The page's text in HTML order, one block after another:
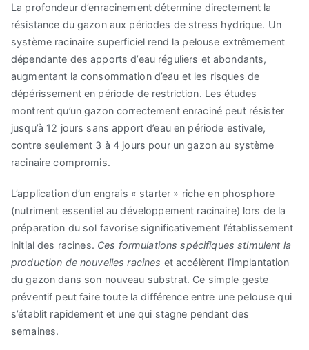
La profondeur d’enracinement détermine directement la
résistance du gazon aux périodes de stress hydrique. Un
système racinaire superficiel rend la pelouse extrêmement
dépendante des apports d’eau réguliers et abondants,
augmentant la consommation d’eau et les risques de
dépérissement en période de restriction. Les études
montrent qu’un gazon correctement enraciné peut résister
jusqu’à 12 jours sans apport d’eau en période estivale,
contre seulement 3 à 4 jours pour un gazon au système
racinaire compromis.
L’application d’un engrais « starter » riche en phosphore
(nutriment essentiel au développement racinaire) lors de la
préparation du sol favorise significativement l’établissement
initial des racines. Ces formulations spécifiques stimulent la
production de nouvelles racines et accélèrent l’implantation
du gazon dans son nouveau substrat. Ce simple geste
préventif peut faire toute la différence entre une pelouse qui
s’établit rapidement et une qui stagne pendant des
semaines.